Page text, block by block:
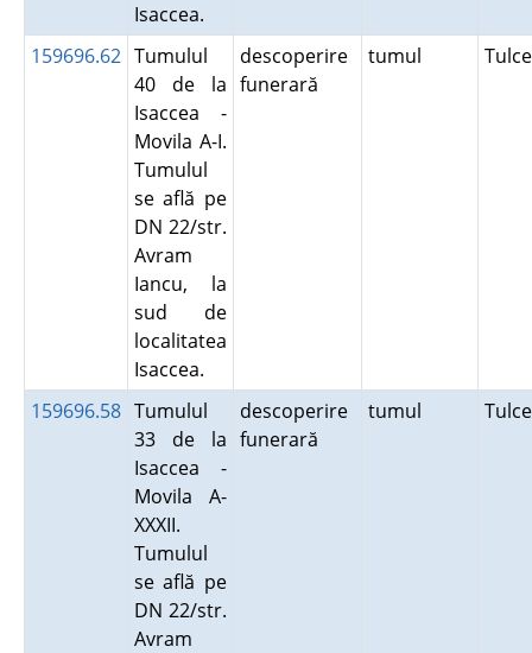
Isaccea.
159696.62 Tumulul
40 de la
Isaccea -
Movila A-I.
Tumulul
se află pe
DN 22/str.
Avram
Iancu, la
sud de
localitatea
Isaccea.
descoperire
funerară
tumul
159696.58 Tumulul
33 de la
Isaccea -
Movila A-
XXXII.
Tumulul
se află pe
DN 22/str.
Avram
descoperire
funerară
tumul